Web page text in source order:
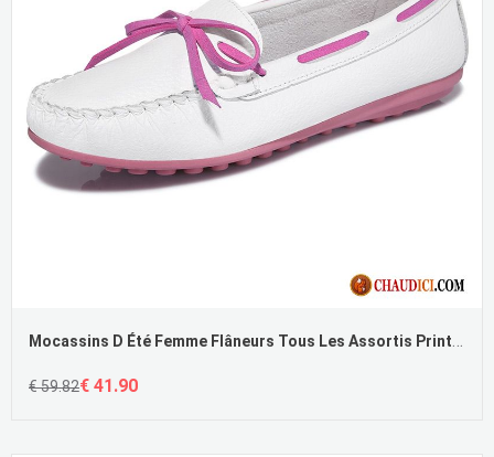
Mocassins D Été Femme Flâneurs Tous Les Assortis Printemps Derbies Slip-On Pas Cher
€ 59.82€ 41.90